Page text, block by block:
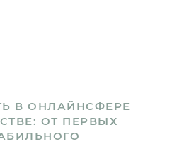
В ОНЛАЙНСФЕРЕ
ОТ ПЕРВЫХ